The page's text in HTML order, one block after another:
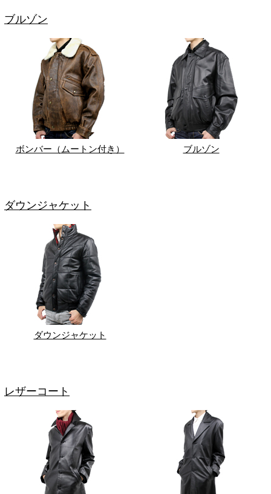
ブルゾン
ボンバー（ムートン付き） ブルゾン
ダウンジャケット
ダウンジャケット
レザーコート